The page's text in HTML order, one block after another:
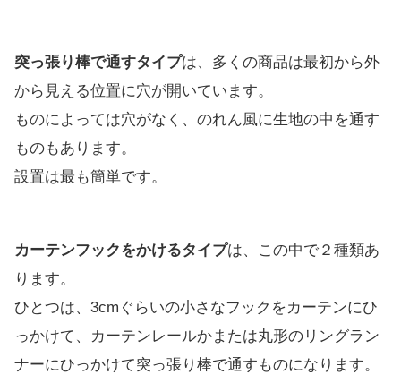
突っ張り棒で通すタイプは、多くの商品は最初から外
から見える位置に穴が開いています。
ものによっては穴がなく、のれん風に生地の中を通す
ものもあります。
設置は最も簡単です。
カーテンフックをかけるタイプは、この中で２種類あ
ります。
ひとつは、3cmぐらいの小さなフックをカーテンにひ
っかけて、カーテンレールかまたは丸形のリングラン
ナーにひっかけて突っ張り棒で通すものになります。